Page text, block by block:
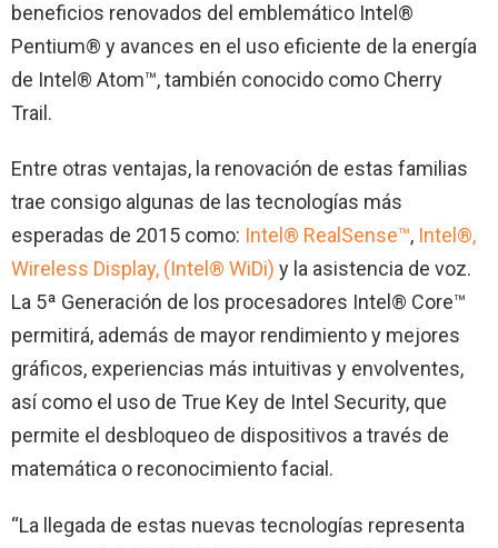
beneficios renovados del emblemático Intel®
Pentium® y avances en el uso eficiente de la energía
de Intel® Atom™, también conocido como Cherry
Trail.
Entre otras ventajas, la renovación de estas familias
trae consigo algunas de las tecnologías más
esperadas de 2015 como: Intel® RealSense™, Intel®,
Wireless Display, (Intel® WiDi) y la asistencia de voz.
La 5ª Generación de los procesadores Intel® Core™
permitirá, además de mayor rendimiento y mejores
gráficos, experiencias más intuitivas y envolventes,
así como el uso de True Key de Intel Security, que
permite el desbloqueo de dispositivos a través de
matemática o reconocimiento facial.
“La llegada de estas nuevas tecnologías representa